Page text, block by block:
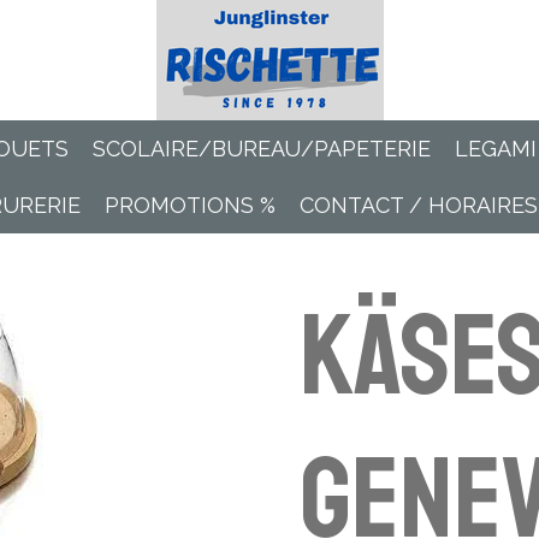
SCOLAIRE/BUREAU/PAPETERIE LEGAMI
PROMOTIONS % CONTACT / HORAIRES